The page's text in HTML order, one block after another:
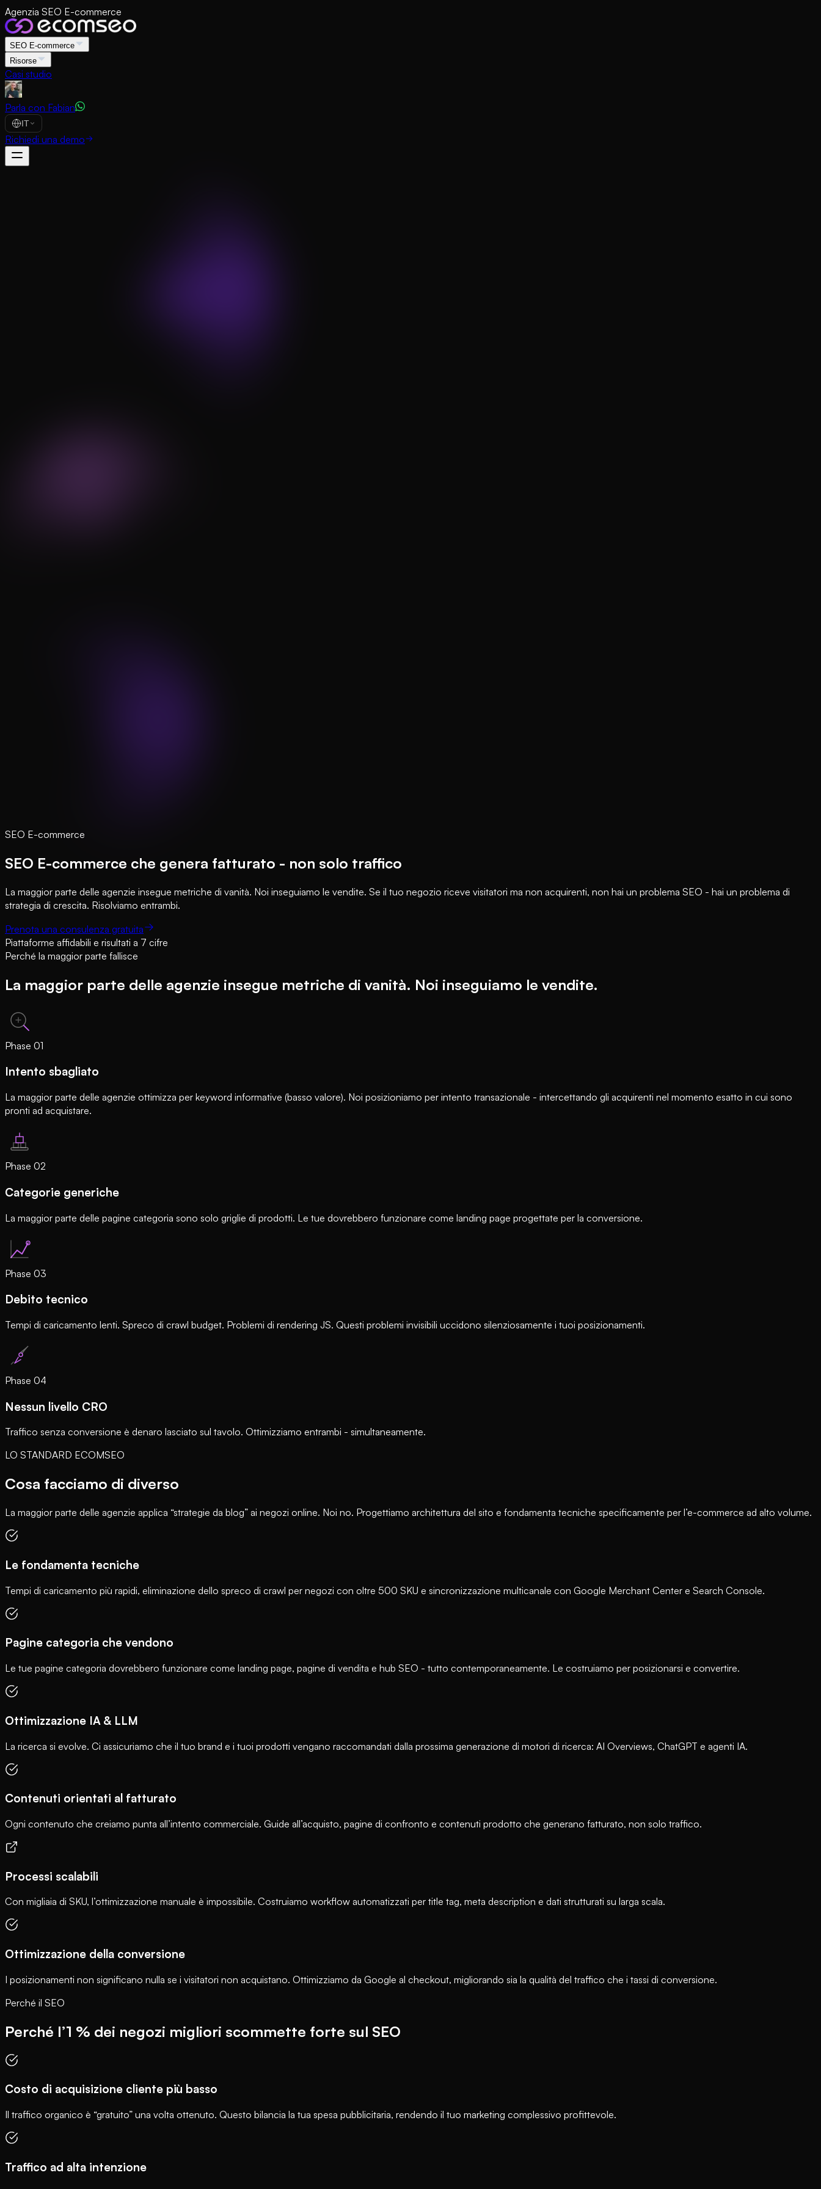
Agenzia SEO E-commerce
SEO E-commerce
Risorse
Casi studio
Parla con Fabian
IT
Richiedi una demo
SEO E-commerce
SEO E-commerce che genera fatturato - non solo traffico
La maggior parte delle agenzie insegue metriche di vanità. Noi inseguiamo le vendite. Se il tuo negozio riceve visitatori ma non acquirenti, non hai un problema SEO - hai un problema di
strategia di crescita. Risolviamo entrambi.
Prenota una consulenza gratuita
Piattaforme affidabili e risultati a 7 cifre
Perché la maggior parte fallisce
La maggior parte delle agenzie insegue metriche di vanità. Noi inseguiamo le vendite.
Phase 01
Intento sbagliato
La maggior parte delle agenzie ottimizza per keyword informative (basso valore). Noi posizioniamo per intento transazionale - intercettando gli acquirenti nel momento esatto in cui sono
pronti ad acquistare.
Phase 02
Categorie generiche
La maggior parte delle pagine categoria sono solo griglie di prodotti. Le tue dovrebbero funzionare come landing page progettate per la conversione.
Phase 03
Debito tecnico
Tempi di caricamento lenti. Spreco di crawl budget. Problemi di rendering JS. Questi problemi invisibili uccidono silenziosamente i tuoi posizionamenti.
Phase 04
Nessun livello CRO
Traffico senza conversione è denaro lasciato sul tavolo. Ottimizziamo entrambi - simultaneamente.
LO STANDARD ECOMSEO
Cosa facciamo di diverso
La maggior parte delle agenzie applica “strategie da blog” ai negozi online. Noi no. Progettiamo architettura del sito e fondamenta tecniche specificamente per l’e-commerce ad alto volume.
Le fondamenta tecniche
Tempi di caricamento più rapidi, eliminazione dello spreco di crawl per negozi con oltre 500 SKU e sincronizzazione multicanale con Google Merchant Center e Search Console.
Pagine categoria che vendono
Le tue pagine categoria dovrebbero funzionare come landing page, pagine di vendita e hub SEO - tutto contemporaneamente. Le costruiamo per posizionarsi e convertire.
Ottimizzazione IA & LLM
La ricerca si evolve. Ci assicuriamo che il tuo brand e i tuoi prodotti vengano raccomandati dalla prossima generazione di motori di ricerca: AI Overviews, ChatGPT e agenti IA.
Contenuti orientati al fatturato
Ogni contenuto che creiamo punta all’intento commerciale. Guide all’acquisto, pagine di confronto e contenuti prodotto che generano fatturato, non solo traffico.
Processi scalabili
Con migliaia di SKU, l’ottimizzazione manuale è impossibile. Costruiamo workflow automatizzati per title tag, meta description e dati strutturati su larga scala.
Ottimizzazione della conversione
I posizionamenti non significano nulla se i visitatori non acquistano. Ottimizziamo da Google al checkout, migliorando sia la qualità del traffico che i tassi di conversione.
Perché il SEO
Perché l’1 % dei negozi migliori scommette forte sul SEO
Costo di acquisizione cliente più basso
Il traffico organico è “gratuito” una volta ottenuto. Questo bilancia la tua spesa pubblicitaria, rendendo il tuo marketing complessivo profittevole.
Traffico ad alta intenzione